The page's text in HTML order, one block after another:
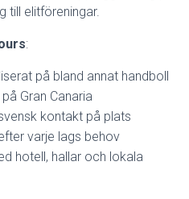
till elitföreningar.
:
på bland annat handboll
Gran Canaria
kontakt på plats
varje lags behov
hotell, hallar och lokala